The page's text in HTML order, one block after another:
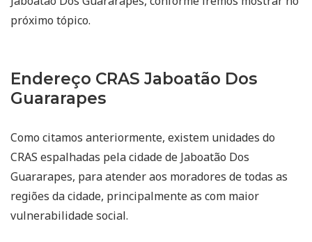
próximo tópico.
Endereço CRAS Jaboatão Dos
Guararapes
Como citamos anteriormente, existem unidades do
CRAS espalhadas pela cidade de Jaboatão Dos
Guararapes, para atender aos moradores de todas as
regiões da cidade, principalmente as com maior
vulnerabilidade social.